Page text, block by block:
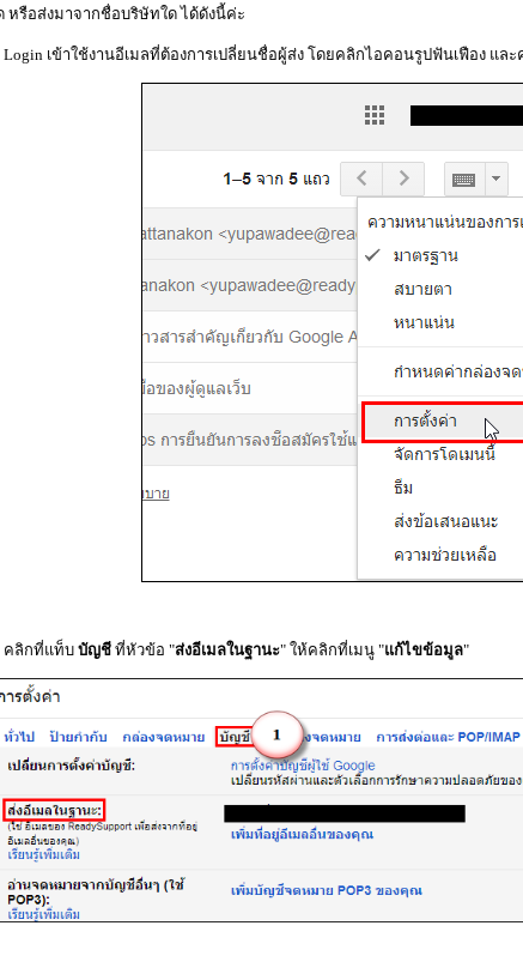
หรือส่งมาจากชื่อบริษัทใด ได้ดังนี้ค่ะ
Login เข้าใช้งานอีเมลที่ต้องการเปลี่ยนชื่อผู้ส่ง โดยคลิกไอคอนรูปฟันเฟือง และ
คลิกที่แท็บ บัญชีที่หัวข้อ "ส่งอีเมลในฐานะ" ให้คลิกที่เมนู "แก้ไขข้อมูล"